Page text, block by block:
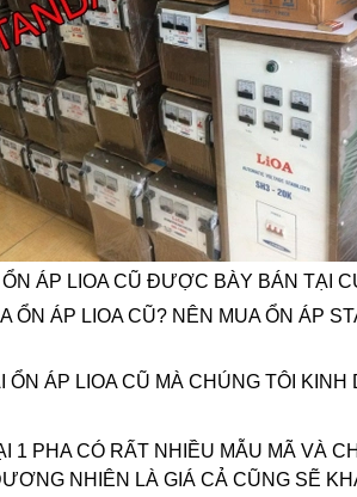
ÁP LIOA CŨ ĐƯỢC BÀY BÁN TẠI
ỔN ÁP LIOA CŨ? NÊN MUA ỔN ÁP
ỔN ÁP LIOA CŨ MÀ CHÚNG TÔI KINH
1 PHA CÓ RẤT NHIỀU MẪU MÃ VÀ
NHIÊN LÀ GIÁ CẢ CŨNG SẼ